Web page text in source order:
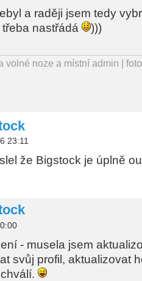
a raději jsem tedy
nastřádá
)))
volné noze a místní admin |
23:11
že Bigstock je úplně
- musela jsem
svůj profil, aktualizovat